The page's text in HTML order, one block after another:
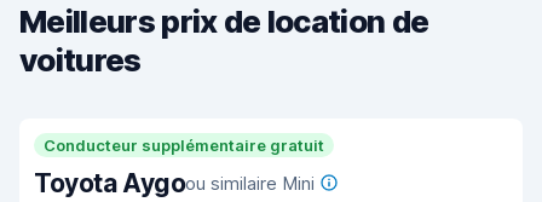
Meilleurs prix de location de
voitures
Conducteur supplémentaire gratuit
Toyota Aygoou similaire Mini